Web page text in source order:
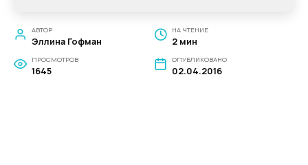
АВТОР
Эллина Гофман
НА ЧТЕНИЕ
2 мин
ПРОСМОТРОВ
1645
ОПУБЛИКОВАНО
02.04.2016